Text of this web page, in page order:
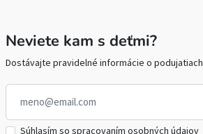
Neviete kam s deťmi?
Dostávajte pravidelné informácie o podujatiach
Súhlasím so spracovaním osobných údajov